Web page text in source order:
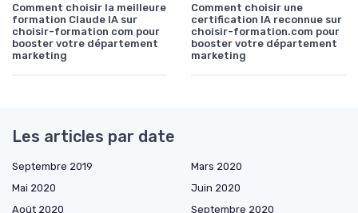
Comment choisir la meilleure
formation Claude IA sur
choisir-formation com pour
booster votre département
marketing
Comment choisir une
certification IA reconnue sur
choisir-formation.com pour
booster votre département
marketing
Les articles par date
Septembre 2019
Mars 2020
Mai 2020
Juin 2020
Août 2020
Septembre 2020